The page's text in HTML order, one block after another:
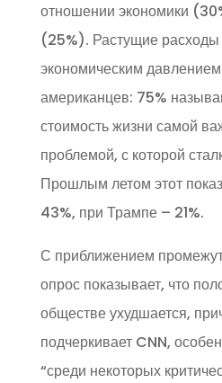
отношении экономики
(25%). Растущие
экономическим
американцев: 75%
стоимость жизни самой
проблемой, с которой
Прошлым летом этот
43%, при Трампе – 21%.
С приближением
опрос показывает, что
обществе ухудшается,
подчеркивает CNN,
“среди некоторых